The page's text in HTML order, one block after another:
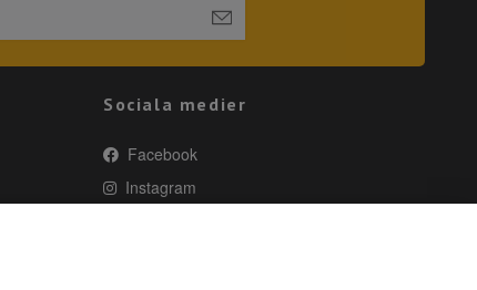
Sociala medier
Facebook
Instagram